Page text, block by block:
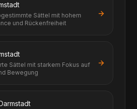
Sättel mit hohem
und Rückenfreiheit
Sättel mit starkem Fokus auf
Bewegung